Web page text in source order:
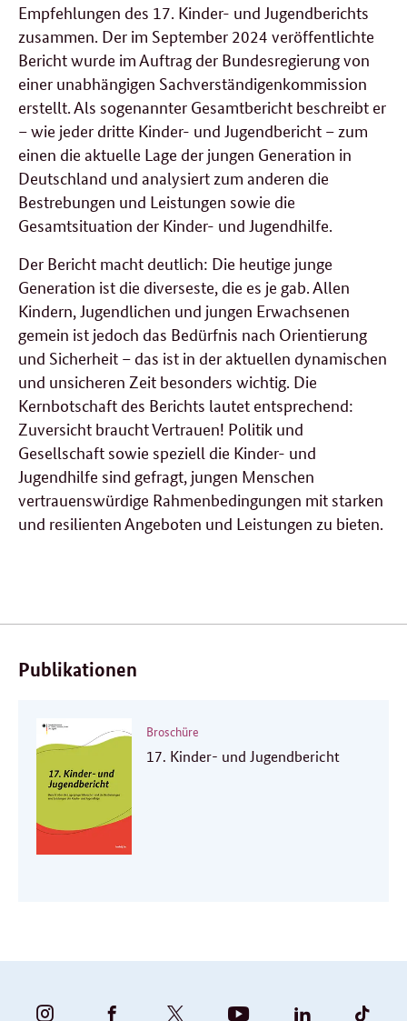
Empfehlungen des 17. Kinder- und Jugendberichts
zusammen. Der im September 2024 veröffentlichte
Bericht wurde im Auftrag der Bundesregierung von
einer unabhängigen Sachverständigenkommission
erstellt. Als sogenannter Gesamtbericht beschreibt er
– wie jeder dritte Kinder- und Jugendbericht – zum
einen die aktuelle Lage der jungen Generation in
Deutschland und analysiert zum anderen die
Bestrebungen und Leistungen sowie die
Gesamtsituation der Kinder- und Jugendhilfe.
Der Bericht macht deutlich: Die heutige junge
Generation ist die diverseste, die es je gab. Allen
Kindern, Jugendlichen und jungen Erwachsenen
gemein ist jedoch das Bedürfnis nach Orientierung
und Sicherheit – das ist in der aktuellen dynamischen
und unsicheren Zeit besonders wichtig. Die
Kernbotschaft des Berichts lautet entsprechend:
Zuversicht braucht Vertrauen! Politik und
Gesellschaft sowie speziell die Kinder- und
Jugendhilfe sind gefragt, jungen Menschen
vertrauenswürdige Rahmenbedingungen mit starken
und resilienten Angeboten und Leistungen zu bieten.
Publikationen
Broschüre
17. Kinder- und Jugendbericht
BUNDESFAMILIENMINISTERIUM
BUNDESFAMILIENMINISTERIUM
FAMILIENMINISTERIUM
BMBFSFJ BMFSFJ